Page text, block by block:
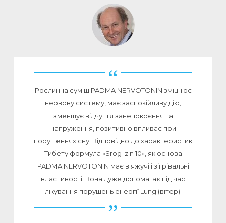
Рослинна суміш PADMA NERVOTONIN зміцнює
нервову систему, має заспокійливу дію,
зменшує відчуття занепокоєння та
напруження, позитивно впливає при
порушеннях сну. Відповідно до характеристик
Тибету формула «Srog 'zin 10», як основа
PADMA NERVOTONIN має в'яжучі і зігрівальні
властивості. Вона дуже допомагає під час
лікування порушень енергії Lung (вітер).